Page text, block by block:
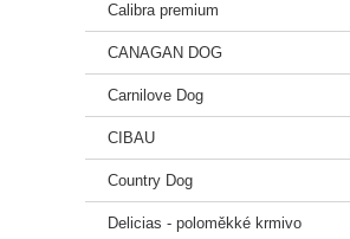
Calibra premium
CANAGAN DOG
Carnilove Dog
CIBAU
Country Dog
Delicias - poloměkké krmivo